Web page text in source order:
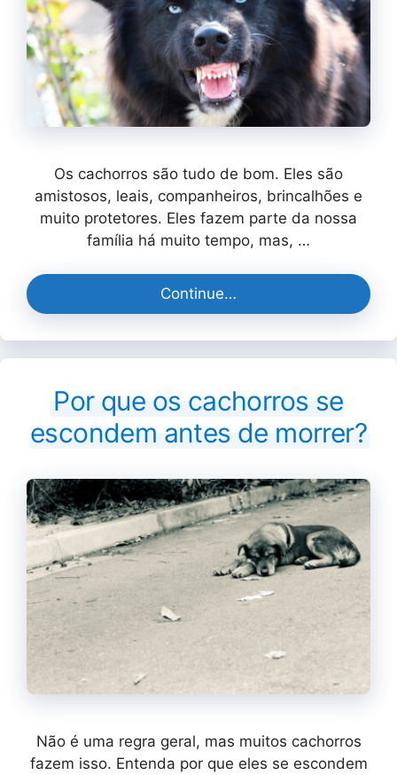
Os cachorros são tudo de bom. Eles são
amistosos, leais, companheiros, brincalhões e
muito protetores. Eles fazem parte da nossa
família há muito tempo, mas, …
Continue…
Por que os cachorros se
escondem antes de morrer?
Não é uma regra geral, mas muitos cachorros
fazem isso. Entenda por que eles se escondem